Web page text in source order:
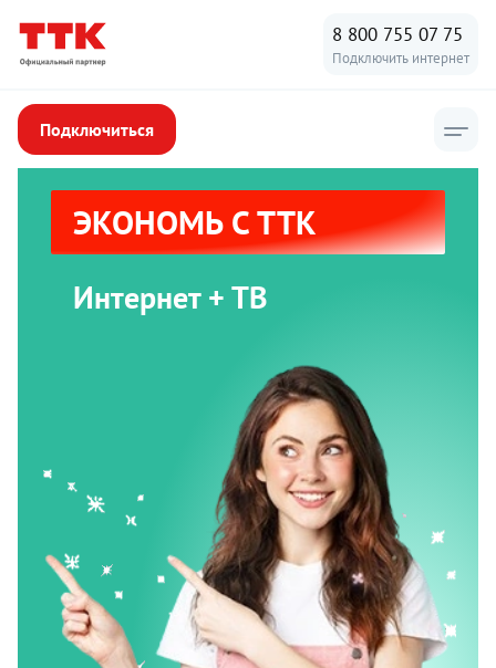
8 800 755 07 75
Подключить интернет
Подключиться
ЭКОНОМЬ С ТТК
Интернет + ТВ